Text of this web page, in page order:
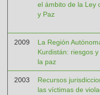
el ámbito de la Ley
y Paz
2009
La Región
Kurdistán: riesgos
la paz
2003
Recursos
las víctimas de